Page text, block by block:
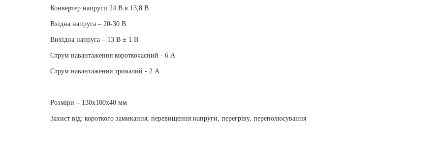
Конвертер напруги 24 В в 13,8 В
Вхідна напруга – 20-30 В
Вихідна напруга – 13 В ± 1 В
Струм навантаження короткочасний - 6 А
Струм навантаження тривалий - 2 А
Розміри – 130x100x40 мм
Захист від: короткого замикання, перевищення напруги, перегріву, переполюсування